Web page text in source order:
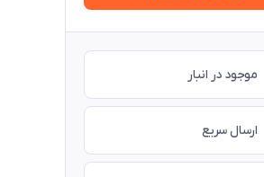
موجود در انبار
ارسال سریع